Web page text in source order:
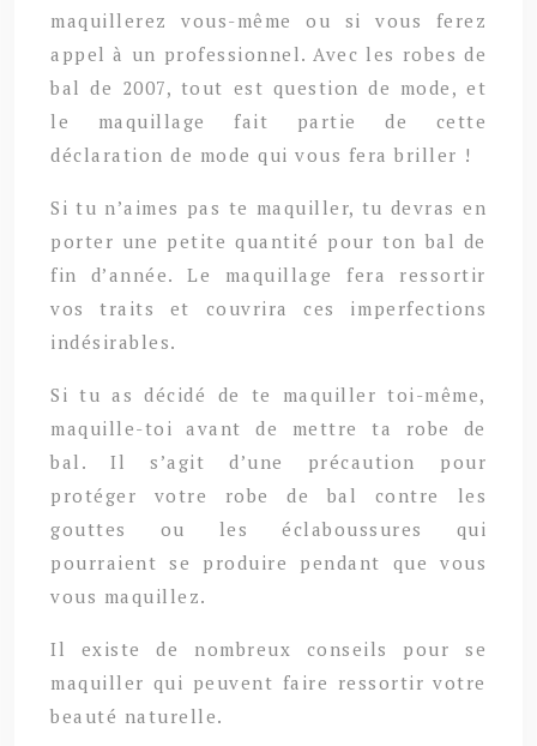
maquillerez vous-même ou si vous ferez
appel à un professionnel. Avec les robes de
bal de 2007, tout est question de mode, et
le maquillage fait partie de cette
déclaration de mode qui vous fera briller !
Si tu n’aimes pas te maquiller, tu devras en
porter une petite quantité pour ton bal de
fin d’année. Le maquillage fera ressortir
vos traits et couvrira ces imperfections
indésirables.
Si tu as décidé de te maquiller toi-même,
maquille-toi avant de mettre ta robe de
bal. Il s’agit d’une précaution pour
protéger votre robe de bal contre les
gouttes ou les éclaboussures qui
pourraient se produire pendant que vous
vous maquillez.
Il existe de nombreux conseils pour se
maquiller qui peuvent faire ressortir votre
beauté naturelle.